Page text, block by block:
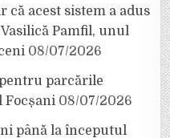
acest sistem a adus
Pamfil, unul
08/07/2026
parcările
08/07/2026
până la începutul